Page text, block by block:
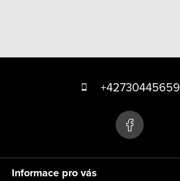
k
í
+42730445659
Informace pro vás